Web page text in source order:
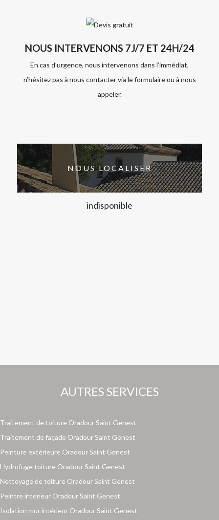
NOUS INTERVENONS 7J/7 ET 24H/24
En cas d’urgence, nous intervenons dans l’immédiat,
n’hésitez pas à nous contacter via le formulaire ou à nous
appeler.
NOUS LOCALISER
indisponible
AUTRES SERVICES
Traitement de toiture Oradour Saint Genest
Traitement de façade Oradour Saint Genest
Peinture extérieure Oradour Saint Genest
Hydrofuge toiture Oradour Saint Genest
Nettoyage de toiture Oradour Saint Genest
Peintre intérieur Oradour Saint Genest
Isolation mur intérieur Oradour Saint Genest